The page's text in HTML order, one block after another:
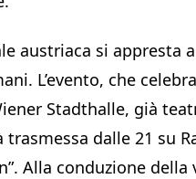
austriaca si appresta
L’evento, che
Stadthalle, già
dalle 21 su
Alla conduzione